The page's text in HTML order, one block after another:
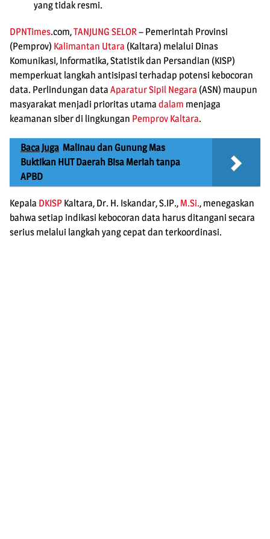
yang tidak resmi.
DPNTimes.com,TANJUNG SELOR– Pemerintah Provinsi
(Pemprov) Kalimantan Utara (Kaltara) melalui Dinas
Komunikasi, Informatika, Statistik dan Persandian (KISP)
memperkuat langkah antisipasi terhadap potensi kebocoran
data. Perlindungan data Aparatur Sipil Negara (ASN) maupun
masyarakat menjadi prioritas utama dalam menjaga
keamanan siber di lingkungan Pemprov Kaltara.
Baca Juga Malinau dan Gunung Mas
Buktikan HUT Daerah Bisa Meriah tanpa
APBD
Kepala DKISP Kaltara, Dr. H. Iskandar, S.IP., M.Si., menegaskan
bahwa setiap indikasi kebocoran data harus ditangani secara
serius melalui langkah yang cepat dan terkoordinasi.